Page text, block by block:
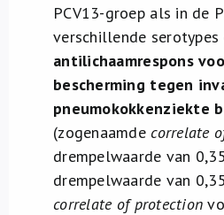
PCV13-groep als in de
verschillende serotypes
antilichaamrespons
bescherming tegen
pneumokokkenziekte
(zogenaamde correlate
drempelwaarde van
drempelwaarde van
correlate of protection